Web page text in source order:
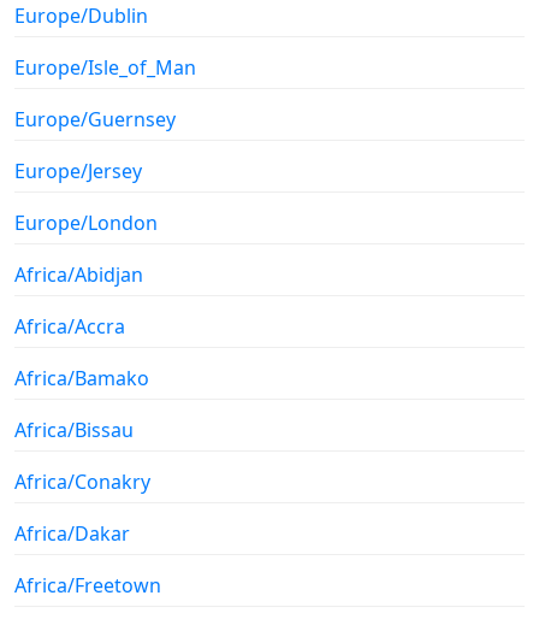
Europe/Dublin
Europe/Isle_of_Man
Europe/Guernsey
Europe/Jersey
Europe/London
Africa/Abidjan
Africa/Accra
Africa/Bamako
Africa/Bissau
Africa/Conakry
Africa/Dakar
Africa/Freetown